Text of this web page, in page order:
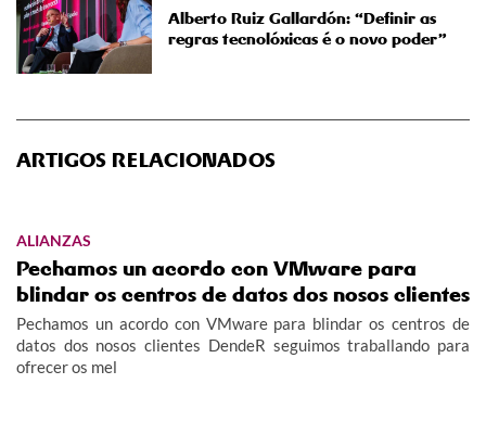
Alberto Ruiz Gallardón: “Definir as
regras tecnolóxicas é o novo poder”
ARTIGOS RELACIONADOS
ALIANZAS
Pechamos un acordo con VMware para
blindar os centros de datos dos nosos clientes
Pechamos un acordo con VMware para blindar os centros de
datos dos nosos clientes DendeR seguimos traballando para
ofrecer os mel